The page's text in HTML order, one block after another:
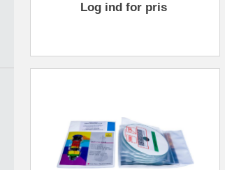
Log ind for pris